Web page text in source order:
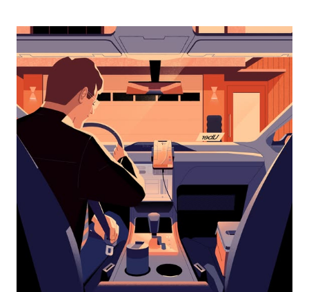
interactuar
el
calendario
selecciona
una
fecha.
Presiona
la
tecla Esc
para
calendario.